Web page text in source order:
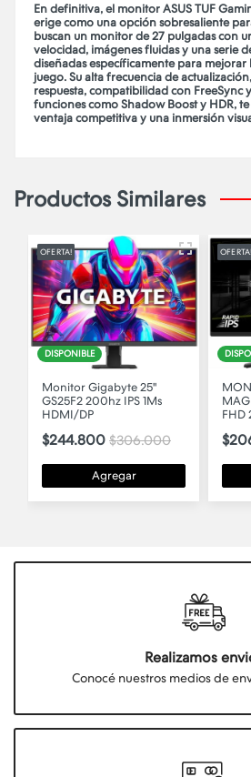
En definitiva, el monitor ASUS TUF
erige como una opción sobresaliente
buscan un monitor de 27 pulgadas con
velocidad, imágenes fluidas y una serie
diseñadas específicamente para mejorar
juego. Su alta frecuencia de
respuesta, compatibilidad con FreeSync
funciones como Shadow Boost y HDR,
ventaja competitiva y una inmersión
Productos Similares
OFERTA!
DISPONIBLE
MONITOR LED 25 MSI
MAG 255F E20 IPS 0.5ms
FHD 200HZ HDMI DP
$206.550 $226.440
Agregar
OFERTA!
274F
Realizamos
Conocé nuestros medios de